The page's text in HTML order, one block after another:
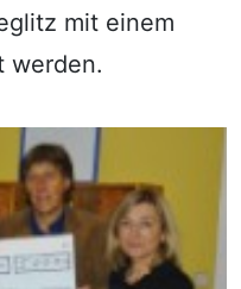
mit einem
werden.